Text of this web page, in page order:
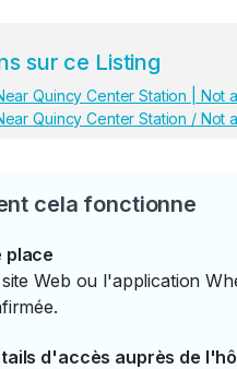
sur ce Listing
Quincy Center Station | Not
Quincy Center Station / Not
cela fonctionne
place
Web ou l'application
d'accès auprès de